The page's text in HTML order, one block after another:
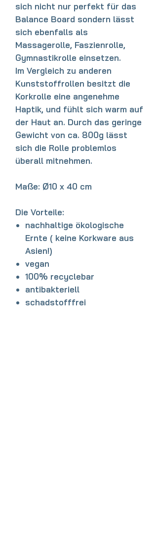
sich nicht nur perfekt für das
Balance Board sondern lässt
sich ebenfalls als
Massagerolle, Faszienrolle,
Gymnastikrolle einsetzen.
Im Vergleich zu anderen
Kunststoffrollen besitzt die
Korkrolle eine angenehme
Haptik, und fühlt sich warm auf
der Haut an. Durch das geringe
Gewicht von ca. 800g lässt
sich die Rolle problemlos
überall mitnehmen.
Maße: Ø10 x 40 cm
Die Vorteile:
nachhaltige ökologische
Ernte ( keine Korkware aus
Asien!)
vegan
100% recyclebar
antibakteriell
schadstofffrei